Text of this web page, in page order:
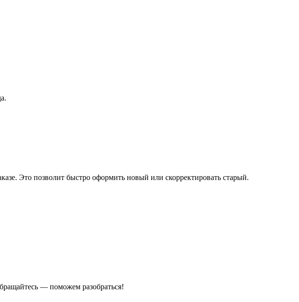
Это позволит быстро оформить новый или скорректировать старый.
— поможем разобраться!